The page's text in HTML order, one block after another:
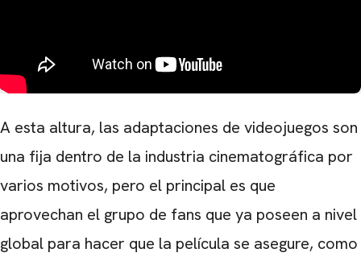
A esta altura, las adaptaciones de videojuegos son
una fija dentro de la industria cinematográfica por
varios motivos, pero el principal es que
aprovechan el grupo de fans que ya poseen a nivel
global para hacer que la película se asegure, como